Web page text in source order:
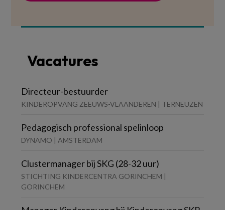
Vacatures
Directeur-bestuurder
KINDEROPVANG ZEEUWS-VLAANDEREN | TERNEUZEN
Pedagogisch professional spelinloop
DYNAMO | AMSTERDAM
Clustermanager bij SKG (28-32 uur)
STICHTING KINDERCENTRA GORINCHEM |
GORINCHEM